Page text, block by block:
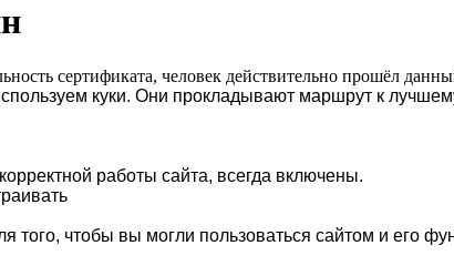
сертификата, человек действительно прошёл
куки. Они прокладывают маршрут к
работы сайта, всегда включены.
того, чтобы вы могли пользоваться сайтом и его